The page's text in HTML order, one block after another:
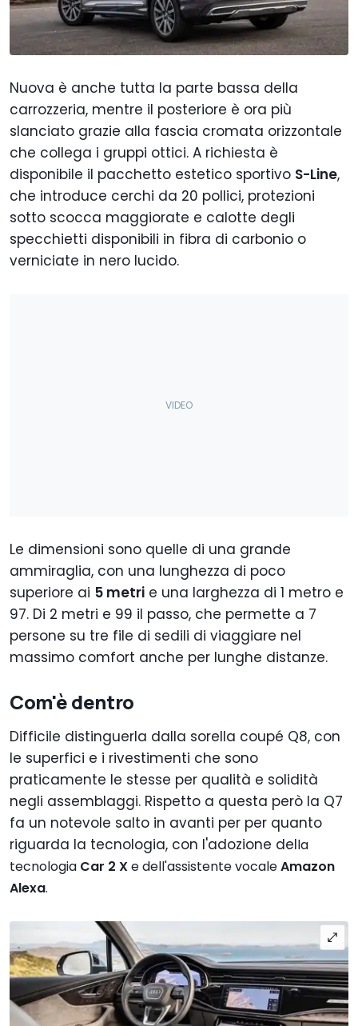
Nuova è anche tutta la parte bassa della
carrozzeria, mentre il posteriore è ora più
slanciato grazie alla fascia cromata orizzontale
che collega i gruppi ottici. A richiesta è
disponibile il pacchetto estetico sportivo S-Line,
che introduce cerchi da 20 pollici, protezioni
sotto scocca maggiorate e calotte degli
specchietti disponibili in fibra di carbonio o
verniciate in nero lucido.
Le dimensioni sono quelle di una grande
ammiraglia, con una lunghezza di poco
superiore ai 5 metri e una larghezza di 1 metro e
97. Di 2 metri e 99 il passo, che permette a 7
persone su tre file di sedili di viaggiare nel
massimo comfort anche per lunghe distanze.
Com'è dentro
Difficile distinguerla dalla sorella coupé Q8, con
le superfici e i rivestimenti che sono
praticamente le stesse per qualità e solidità
negli assemblaggi. Rispetto a questa però la Q7
fa un notevole salto in avanti per per quanto
riguarda la tecnologia, con l'adozione della
tecnologia Car 2 Xe dell'assistente vocaleAmazon
Alexa.